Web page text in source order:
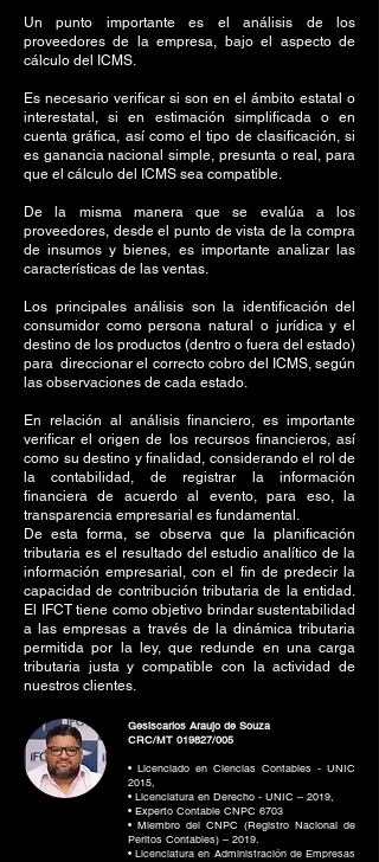
Un punto importante es el análisis de los
proveedores de la empresa, bajo el aspecto de
cálculo del ICMS.
Es necesario verificar si son en el ámbito estatal o
interestatal, si en estimación simplificada o en
cuenta gráfica, así como el tipo de clasificación, si
es ganancia nacional simple, presunta o real, para
que el cálculo del ICMS sea compatible.
De la misma manera que se evalúa a los
proveedores, desde el punto de vista de la compra
de insumos y bienes, es importante analizar las
características de las ventas.
Los principales análisis son la identificación del
consumidor como persona natural o jurídica y el
destino de los productos (dentro o fuera del estado)
para direccionar el correcto cobro del ICMS, según
las observaciones de cada estado.
En relación al análisis financiero, es importante
verificar el origen de los recursos financieros, así
como su destino y finalidad, considerando el rol de
la contabilidad, de registrar la información
financiera de acuerdo al evento, para eso, la
transparencia empresarial es fundamental.
De esta forma, se observa que la planificación
tributaria es el resultado del estudio analítico de la
información empresarial, con el fin de predecir la
capacidad de contribución tributaria de la entidad.
El IFCT tiene como objetivo brindar sustentabilidad
a las empresas a través de la dinámica tributaria
permitida por la ley, que redunde en una carga
tributaria justa y compatible con la actividad de
nuestros clientes.
Gesiscarlos Araujo de Souza
CRC/MT 019827/005
• Licenciado en Ciencias Contables - UNIC
2015,
• Licenciatura en Derecho - UNIC – 2019,
• Experto Contable CNPC 6703
• Miembro del CNPC (Registro Nacional de
Peritos Contables) – 2019.
• Licenciatura en Administración de Empresas